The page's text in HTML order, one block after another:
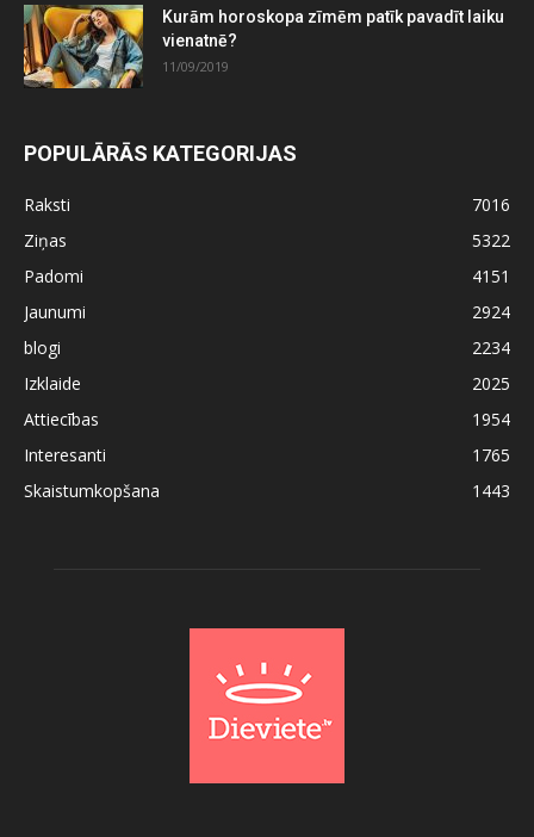
Kurām horoskopa zīmēm patīk pavadīt laiku
vienatnē?
11/09/2019
POPULĀRĀS KATEGORIJAS
Raksti
7016
Ziņas
5322
Padomi
4151
Jaunumi
2924
blogi
2234
Izklaide
2025
Attiecības
1954
Interesanti
1765
Skaistumkopšana
1443